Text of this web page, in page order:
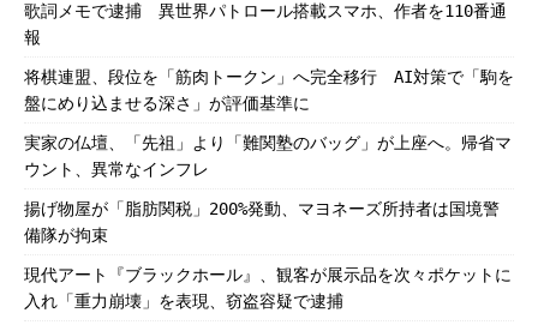
歌詞メモで逮捕 異世界パトロール搭載スマホ、作者を110番通
報
将棋連盟、段位を「筋肉トークン」へ完全移行 AI対策で「駒を
盤にめり込ませる深さ」が評価基準に
実家の仏壇、「先祖」より「難関塾のバッグ」が上座へ。帰省マ
ウント、異常なインフレ
揚げ物屋が「脂肪関税」200%発動、マヨネーズ所持者は国境警
備隊が拘束
現代アート『ブラックホール』、観客が展示品を次々ポケットに
入れ「重力崩壊」を表現、窃盗容疑で逮捕